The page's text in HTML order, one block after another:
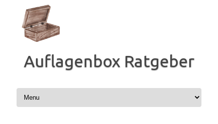
Inhalt
springen
Auflagenbox Ratgeber